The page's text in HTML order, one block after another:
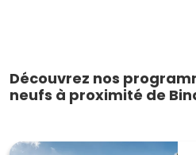
Découvrez nos
neufs à proximité de